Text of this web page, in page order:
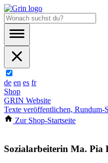
de en es fr
Shop
GRIN Website
Texte veröffentlichen, Rundum-
Zur Shop-Startseite
Sozialarbeiterin Ma. Pia